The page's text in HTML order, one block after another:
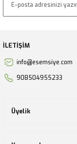
İLETİŞİM
info@esemsiye.com
908504955233
Üyelik